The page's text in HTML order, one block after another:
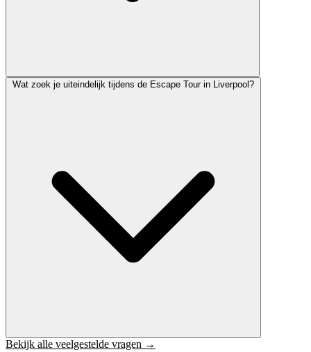
Wat zoek je uiteindelijk tijdens de Escape Tour in Liverpool?
Bekijk alle veelgestelde vragen →